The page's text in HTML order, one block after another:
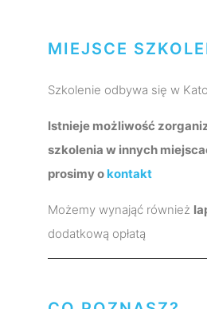
MIEJSCE
Szkolenie odbywa się w
Istnieje możliwość
szkolenia w innych
prosimy o kontakt
Możemy wynająć również
dodatkową opłatą